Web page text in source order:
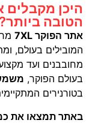
היכן מקבלים
הטובה ביותר?
אתר הפוקר 7XL
המובילים בעולם,
מחובבנים ועד
בעולם הפוקר,משמש
בטורנירים
באתר תמצאו את